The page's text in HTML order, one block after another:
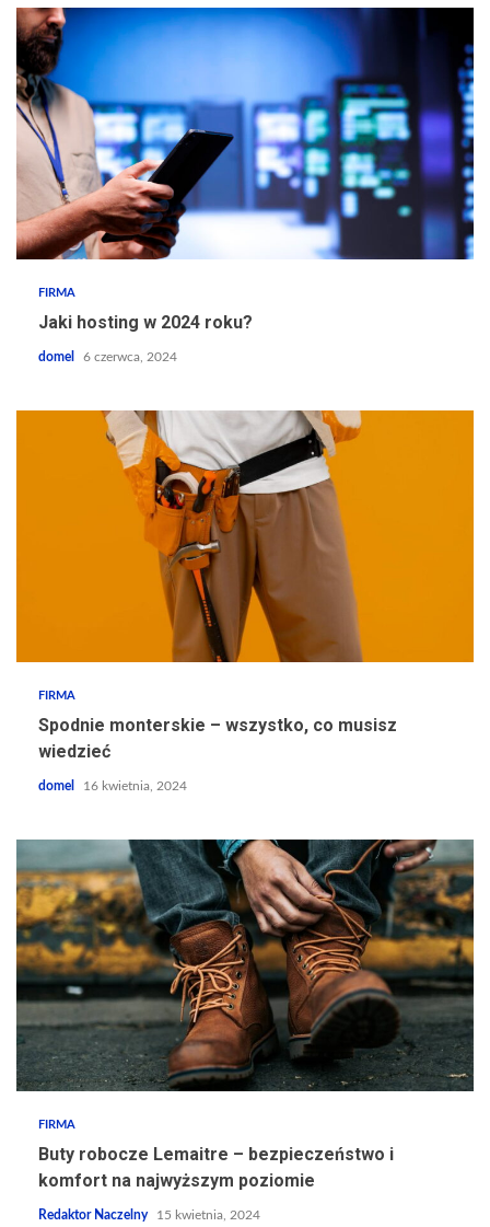
FIRMA
Jaki hosting w 2024 roku?
domel 6 czerwca, 2024
FIRMA
Spodnie monterskie – wszystko, co musisz
wiedzieć
domel 16 kwietnia, 2024
FIRMA
Buty robocze Lemaitre – bezpieczeństwo i
komfort na najwyższym poziomie
Redaktor Naczelny 15 kwietnia, 2024